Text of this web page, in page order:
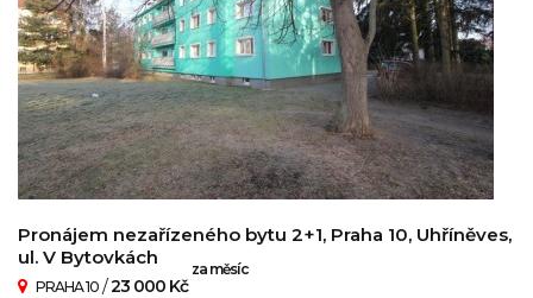
Pronájem nezařízeného bytu 2+1, Praha 10, Uhříněves,
ul. V Bytovkách
PRAHA 10 /23 000 Kč
za měsíc